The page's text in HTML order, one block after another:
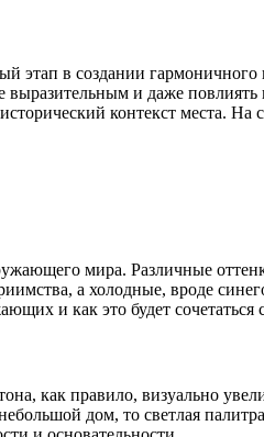
в создании
выразительным и даже
контекст места. На
мира. Различные
а холодные, вроде
и как это будет
как правило, визуально
дом, то светлая